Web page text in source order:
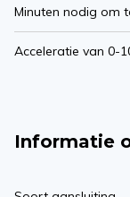
Minuten nodig om
Acceleratie van 0-
Informatie